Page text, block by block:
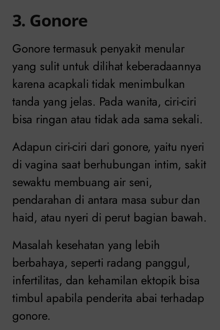
3. Gonore
Gonore termasuk penyakit menular
yang sulit untuk dilihat keberadaannya
karena acapkali tidak menimbulkan
tanda yang jelas. Pada wanita, ciri-ciri
bisa ringan atau tidak ada sama sekali.
Adapun ciri-ciri dari gonore, yaitu nyeri
di vagina saat berhubungan intim, sakit
sewaktu membuang air seni,
pendarahan di antara masa subur dan
haid, atau nyeri di perut bagian bawah.
Masalah kesehatan yang lebih
berbahaya, seperti radang panggul,
infertilitas, dan kehamilan ektopik bisa
timbul apabila penderita abai terhadap
gonore.